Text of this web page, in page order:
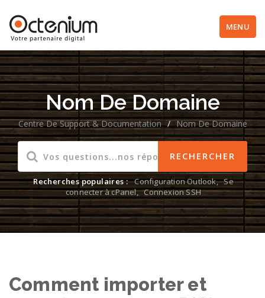
MENU
Nom De Domaine
Centre De Support & Documentation / Nom De Domaine
Recherches populaires : Configuration Outlook, Se
connecter à cPanel, Connexion SSH
Comment importer et